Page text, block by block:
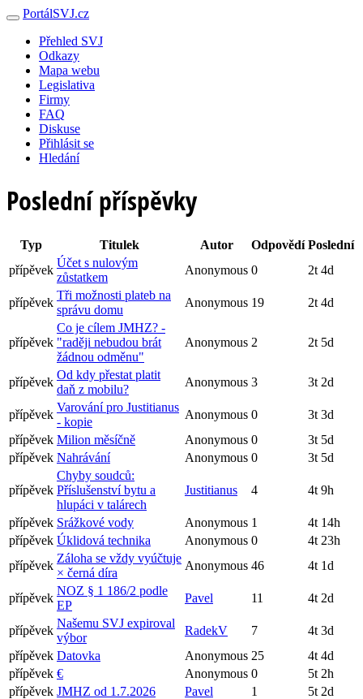
PortálSVJ.cz
Přehled SVJ
Odkazy
Mapa webu
Legislativa
Firmy
FAQ
Diskuse
Přihlásit se
Hledání
Poslední příspěvky
Typ Titulek Autor Odpovědí Poslední
přípěvek
Účet s nulovým
zůstatkem
Anonymous 0 2t 4d
přípěvek
Tři možnosti plateb na
správu domu
Anonymous 19 2t 4d
přípěvek
Co je cílem JMHZ? -
"raději nebudou brát
žádnou odměnu"
Anonymous 2 2t 5d
přípěvek
Od kdy přestat platit
daň z mobilu?
Anonymous 3 3t 2d
přípěvek
Varování pro Justitianus
- kopie
Anonymous 0
3t 3d
přípěvek Milion měsíčně Anonymous 0
3t 5d
přípěvek Nahrávání Anonymous 0 3t 5d
přípěvek
Chyby soudců:
Příslušenství bytu a
hlupáci v talárech
Justitianus 4 4t 9h
přípěvek Srážkové vody Anonymous 1
4t 14h
přípěvek Úklidová technika Anonymous 0
4t 23h
přípěvek
Záloha se vždy vyúčtuje
× černá díra
Anonymous 46 4t 1d
přípěvek
NOZ § 1 186/2 podle
EP
Pavel 11 4t 2d
přípěvek
Našemu SVJ expiroval
výbor
RadekV 7
4t 3d
přípěvek Datovka Anonymous 25
4t 4d
přípěvek € Anonymous 0
5t 2h
přípěvek JMHZ od 1.7.2026 Pavel 1
5t 2d